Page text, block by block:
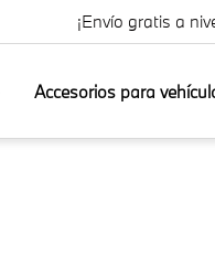
¡Envío gratis a
Accesorios para